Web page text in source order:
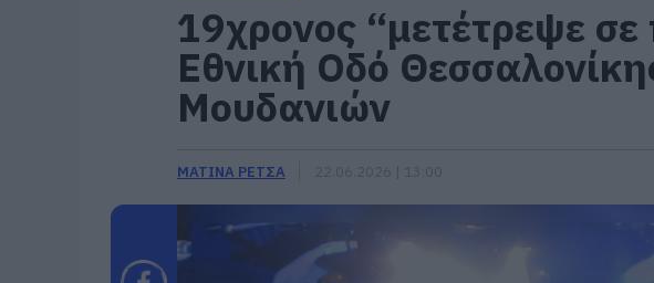
19χρονος “μετέτρεψε σε
Εθνική Οδό
Μουδανιών
ΜΑΤΙΝΑ ΡΕΤΣΑ